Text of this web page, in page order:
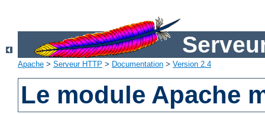
Apache > Serveur HTTP > Documentation > Version 2.4
Le module Apache